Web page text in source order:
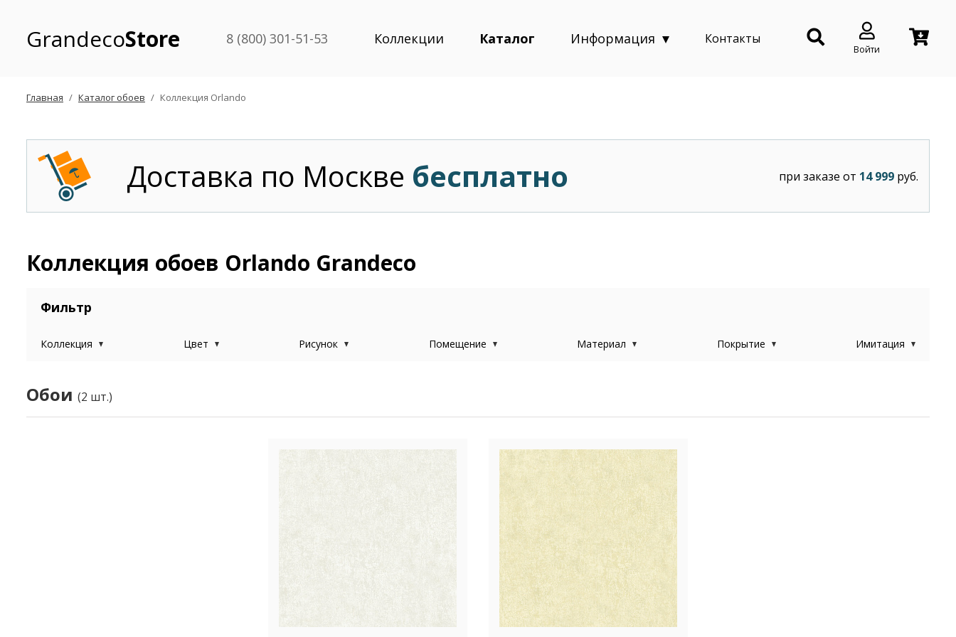
GrandecoStore 8 (800) 301-51-53 Коллекции Каталог Информация Контакты
Войти
Главная Каталог обоев Коллекция Orlando
Доставка по Москве бесплатно при заказе от 14 999 руб.
Коллекция обоев Orlando Grandeco
Фильтр
Коллекция Цвет Рисунок Помещение Материал Покрытие Имитация
Обои (2 шт.)